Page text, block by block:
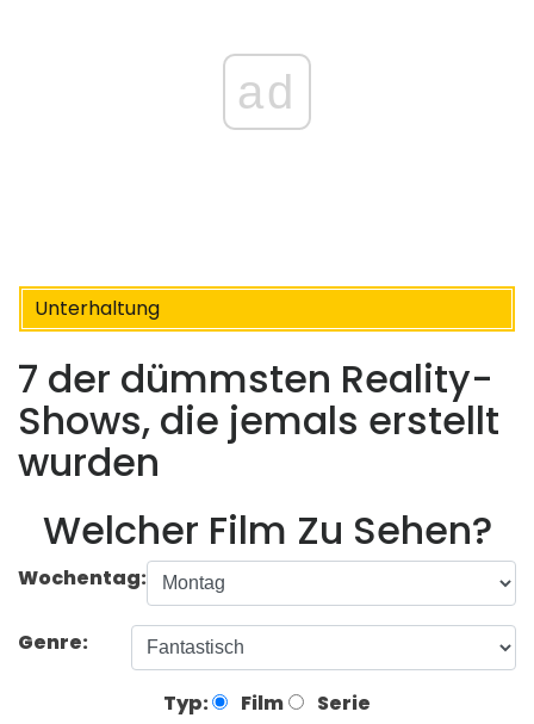
ad
Unterhaltung
7 der dümmsten Reality-
Shows, die jemals erstellt
wurden
Welcher Film Zu Sehen?
Wochentag:
Genre:
Typ: Film Serie